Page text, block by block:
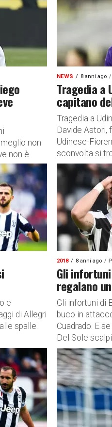
non
non è
NEWS 8 anni ago
Tragedia a
capitano
Tragedia a
Davide Astori,
Udinese-
sconvolta si
e
di Allegri
spalle.
2018 8 anni ago
Gli
regalano
Gli infortuni di
buco in
Cuadrado. E
Del Sole